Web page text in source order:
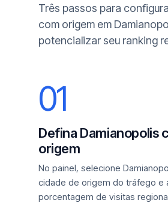
Três passos para
com origem em
potencializar seu ranking
01
Defina Damianopolis
origem
No painel, selecione
cidade de origem do tráfego e
porcentagem de visitas